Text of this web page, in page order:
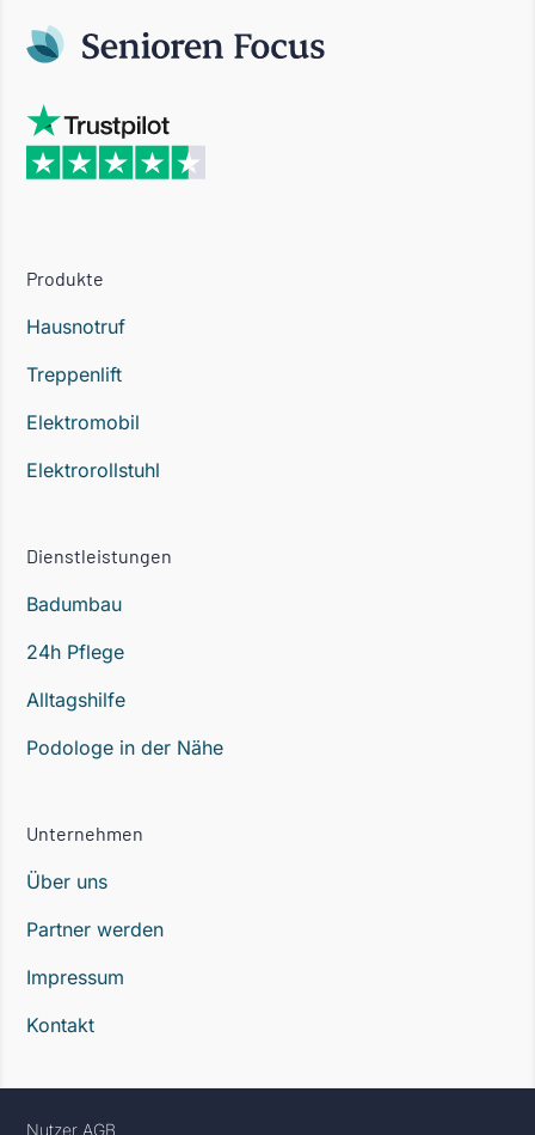
Produkte
Hausnotruf
Treppenlift
Elektromobil
Elektrorollstuhl
Dienstleistungen
Badumbau
24h Pflege
Alltagshilfe
Podologe in der Nähe
Unternehmen
Über uns
Partner werden
Impressum
Kontakt
Nutzer AGB